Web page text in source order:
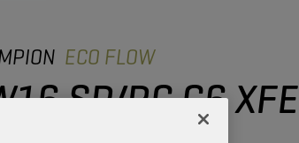
ECO FLOW
SP/RC G6 XFE